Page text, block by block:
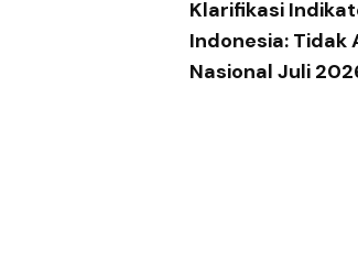
Klarifikasi
Indonesia: Tidak
Nasional Juli